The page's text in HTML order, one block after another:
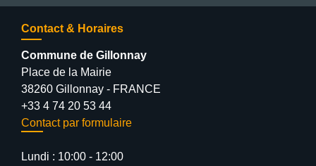
Contact & Horaires
Commune de Gillonnay
Place de la Mairie
38260 Gillonnay - FRANCE
+33 4 74 20 53 44
Contact par formulaire
Lundi : 10:00 - 12:00